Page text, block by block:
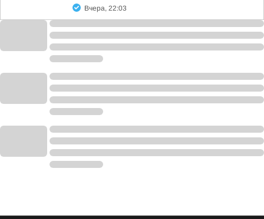
Вчера, 22:03